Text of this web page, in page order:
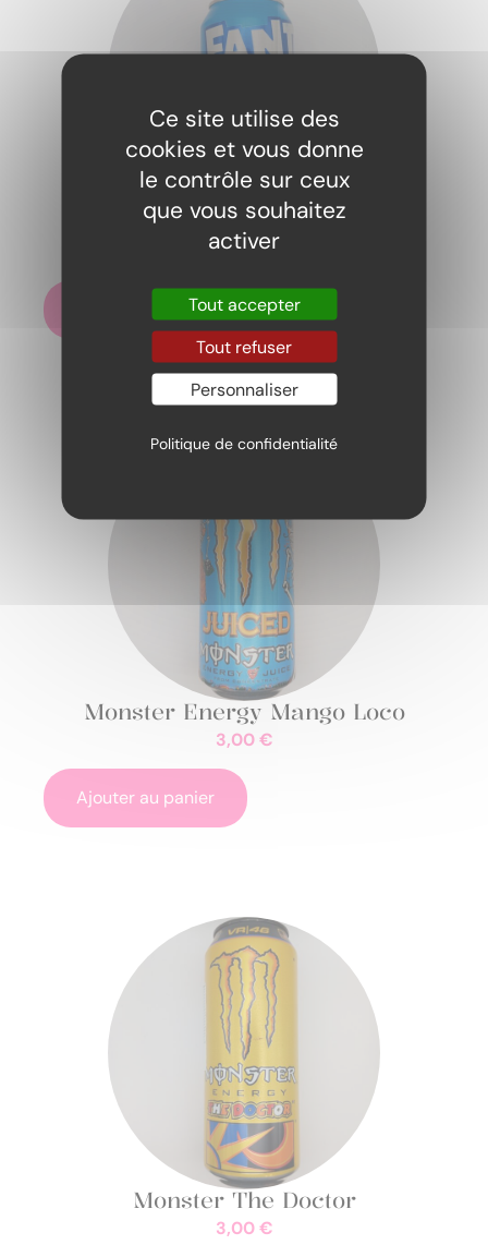
Fanta Berry
2,20€
Ajouter au panier
Monster Energy Mango Loco
3,00€
Ajouter au panier
Monster The Doctor
3,00€
Ce site utilise des
cookies et vous donne
le contrôle sur ceux
que vous souhaitez
activer
Tout accepter
Tout refuser
Personnaliser
Politique de confidentialité